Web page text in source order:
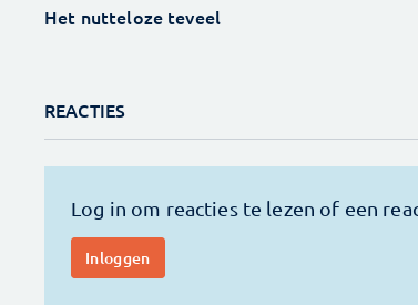
Het nutteloze teveel
REACTIES